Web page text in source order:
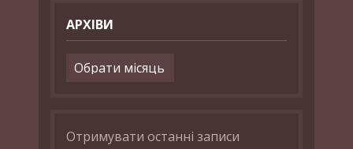
АРХІВИ
Архіви
Отримувати останні записи